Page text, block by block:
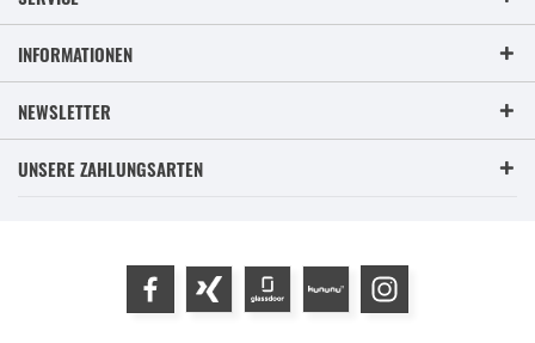
INFORMATIONEN
NEWSLETTER
UNSERE ZAHLUNGSARTEN